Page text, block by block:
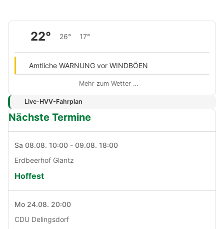
22° 26° 17°
Amtliche WARNUNG vor WINDBÖEN
Mehr zum Wetter …
Live-HVV-Fahrplan
Nächste Termine
Sa 08.08. 10:00 - 09.08. 18:00
Erdbeerhof Glantz
Hoffest
Mo 24.08. 20:00
CDU Delingsdorf